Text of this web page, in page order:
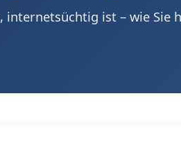
internetsüchtig ist – wie Sie